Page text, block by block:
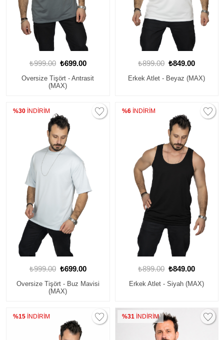
₺999.00 ₺699.00
Oversize Tişört - Antrasit
(MAX)
₺899.00 ₺849.00
Erkek Atlet - Beyaz (MAX)
%30 İNDİRİM
₺999.00 ₺699.00
Oversize Tişört - Buz Mavisi
(MAX)
%6İNDİRİM
₺899.00 ₺849.00
Erkek Atlet - Siyah (MAX)
%15 İNDİRİM %31İNDİRİM